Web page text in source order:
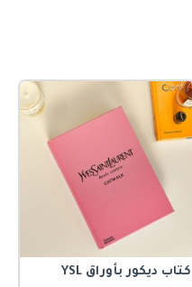
كتاب ديكور بأوراق YSL